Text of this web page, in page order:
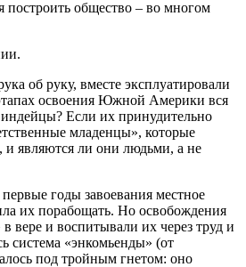
построить общество – во многом
об руку, вместе эксплуатировали
освоения Южной Америки вся
индейцы? Если их принудительно
младенцы», которые
и являются ли они людьми, а не
годы завоевания местное
их порабощать. Но освобождения
вере и воспитывали их через труд и
система «энкомьенды» (от
под тройным гнетом: оно